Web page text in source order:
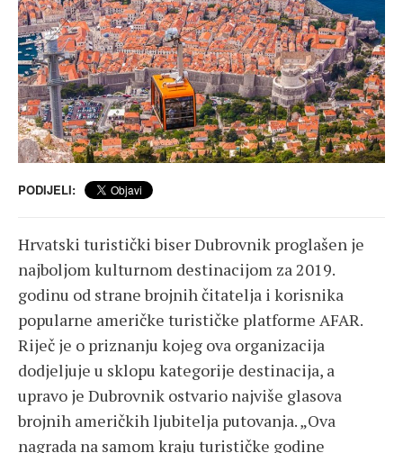
PODIJELI:
Hrvatski turistički biser Dubrovnik proglašen je
najboljom kulturnom destinacijom za 2019.
godinu od strane brojnih čitatelja i korisnika
popularne američke turističke platforme AFAR.
Riječ je o priznanju kojeg ova organizacija
dodjeljuje u sklopu kategorije destinacija, a
upravo je Dubrovnik ostvario najviše glasova
brojnih američkih ljubitelja putovanja. „Ova
nagrada na samom kraju turističke godine